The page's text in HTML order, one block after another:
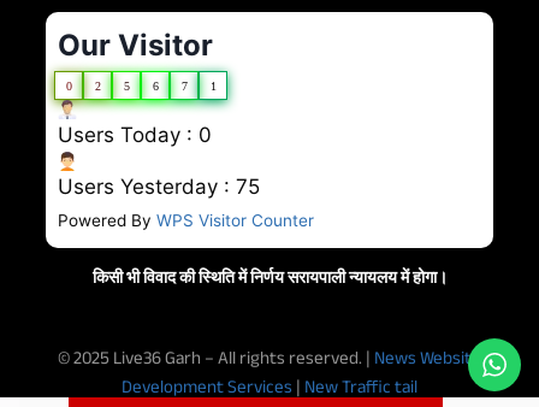
Our Visitor
0 2 5 6 7 1
Users Today : 0
Users Yesterday : 75
Powered By WPS Visitor Counter
किसी भी विवाद की स्थिति में निर्णय सरायपाली न्यायलय में होगा।
© 2025 Live36 Garh – All rights reserved. | News Website
Development Services|New Traffic tail